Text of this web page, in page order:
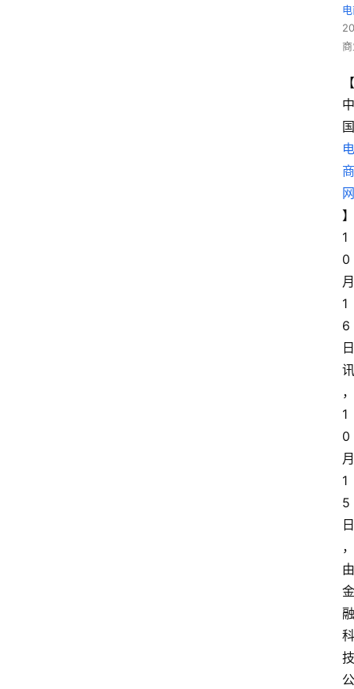
【
中
国
电
商
网
】
1
0
月
1
6
日
讯
，
1
0
月
1
5
日
，
由
金
融
科
技
公